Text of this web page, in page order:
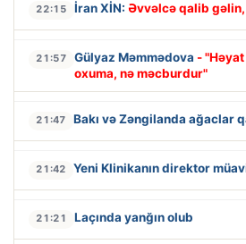
22:15 İran XİN: Əvvəlcə qalib gəlin,
21:57 Gülyaz Məmmədova -
oxuma, nə məcburdur"
21:47 Bakı və Zəngilanda ağaclar
21:42 Yeni Klinikanın direktor
21:21 Laçında yanğın olub